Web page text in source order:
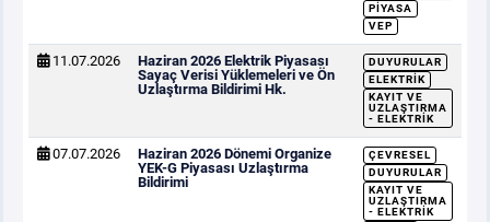
PIYASA
VEP
11.07.2026
Haziran 2026 Elektrik Piyasası
Sayaç Verisi Yüklemeleri ve Ön
Uzlaştırma Bildirimi Hk.
DUYURULAR
ELEKTRIK
KAYIT VE
UZLAŞTIRMA
- ELEKTRIK
07.07.2026
Haziran 2026 Dönemi Organize
YEK-G Piyasası Uzlaştırma
Bildirimi
ÇEVRESEL
DUYURULAR
KAYIT VE
UZLAŞTIRMA
- ELEKTRIK